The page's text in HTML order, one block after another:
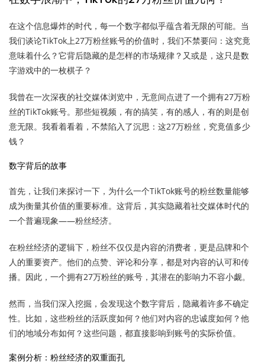
在这个信息爆炸的时代，每一个数字都似乎蕴含着无限的可能。当
我们谈论TikTok上27万粉丝账号的价值时，我们不禁要问：这究竟
意味着什么？它背后隐藏的是怎样的市场规律？又或是，这只是数
字游戏中的一枚棋子？
我曾在一次深夜的社交媒体浏览中，无意间点进了一个拥有27万粉
丝的TikTok账号。那些短视频，有的搞笑，有的感人，有的则是创
意无限。我看着看着，不禁陷入了沉思：这27万粉丝，究竟值多少
钱？
数字背后的故事
首先，让我们来探讨一下，为什么一个TikTok账号的粉丝数量能够
成为衡量其价值的重要标准。这背后，其实隐藏着社交媒体时代的
一个普遍现象——粉丝经济。
在粉丝经济的逻辑下，粉丝不仅仅是内容的消费者，更是品牌和个
人的重要资产。他们的点赞、评论和分享，都是对内容的认可和传
播。因此，一个拥有27万粉丝的账号，其潜在的影响力不容小觑。
然而，当我们深入挖掘，会发现这个数字背后，隐藏着许多不确定
性。比如，这些粉丝的活跃度如何？他们对内容的忠诚度如何？他
们的地域分布如何？这些问题，都直接影响到账号的实际价值。
案例分析：粉丝经济的双重面孔